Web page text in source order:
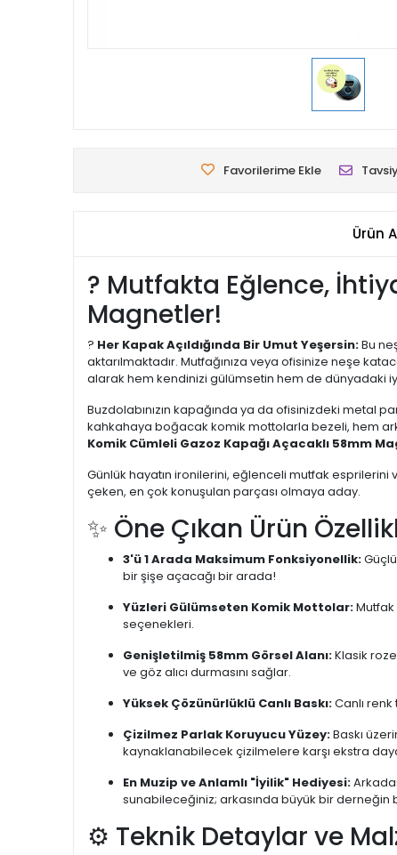
Favorilerime Ekle
Ürün
? Mutfakta Eğlence,
Magnetler!
? Her Kapak Açıldığında Bir Umut Yeşersin:Bu
aktarılmaktadır. Mutfağınıza veya ofisinize neşe
alarak hem kendinizi gülümsetin hem de dünyadaki
Buzdolabınızın kapağında ya da ofisinizdeki metal
kahkahaya boğacak komik mottolarla bezeli, hem
Komik Cümleli Gazoz Kapağı Açacaklı 58mm
Günlük hayatın ironilerini, eğlenceli mutfak
çeken, en çok konuşulan parçası olmaya aday.
✨ Öne Çıkan Ürün
3'ü 1 Arada Maksimum Fonksiyonellik:
bir şişe açacağı bir arada!
Yüzleri Gülümseten Komik Mottolar:Mutfak
seçenekleri.
Genişletilmiş 58mm Görsel Alanı:Klasik
ve göz alıcı durmasını sağlar.
Yüksek Çözünürlüklü Canlı Baskı:Canlı
Çizilmez Parlak Koruyucu Yüzey:Baskı
kaynaklanabilecek çizilmelere karşı ekstra
En Muzip ve Anlamlı "İyilik" Hediyesi:
sunabileceğiniz; arkasında büyük bir derneğin
⚙️ Teknik Detaylar ve